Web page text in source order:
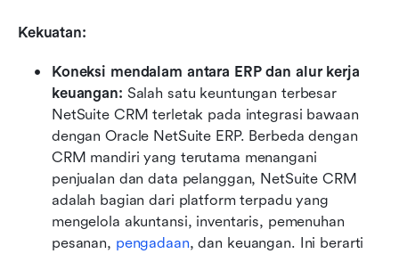
Kekuatan:
Koneksi mendalam antara ERP dan alur kerja
keuangan: Salah satu keuntungan terbesar
NetSuite CRM terletak pada integrasi bawaan
dengan Oracle NetSuite ERP. Berbeda dengan
CRM mandiri yang terutama menangani
penjualan dan data pelanggan, NetSuite CRM
adalah bagian dari platform terpadu yang
mengelola akuntansi, inventaris, pemenuhan
pesanan, pengadaan, dan keuangan. Ini berarti